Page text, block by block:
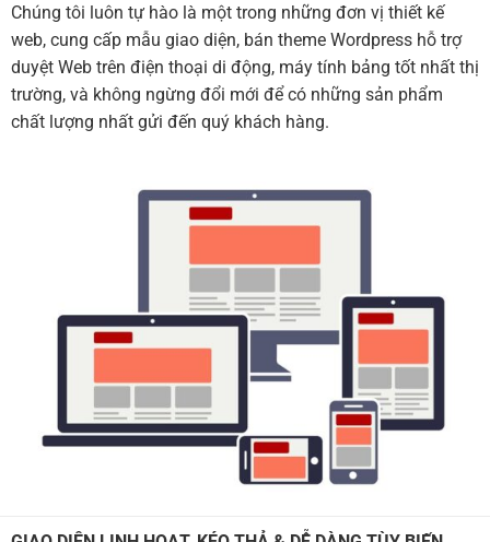
Chúng tôi luôn tự hào là một trong những đơn vị thiết kế
web, cung cấp mẫu giao diện, bán theme Wordpress hỗ trợ
duyệt Web trên điện thoại di động, máy tính bảng tốt nhất thị
trường, và không ngừng đổi mới để có những sản phẩm
chất lượng nhất gửi đến quý khách hàng.